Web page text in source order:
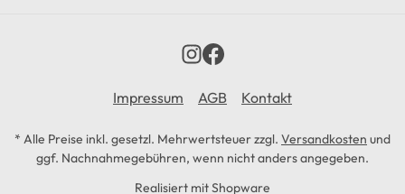
Impressum AGB Kontakt
* Alle Preise inkl. gesetzl. Mehrwertsteuer zzgl. Versandkosten und
ggf. Nachnahmegebühren, wenn nicht anders angegeben.
Realisiert mit Shopware